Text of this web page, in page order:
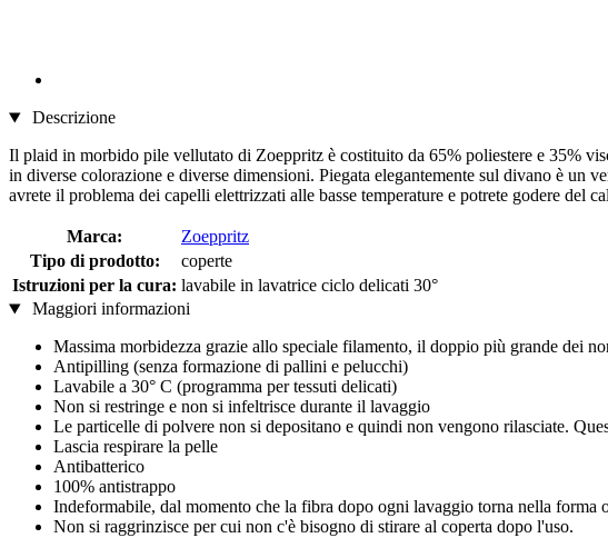
Descrizione
Il plaid in morbido pile vellutato di Zoeppritz è costituito da 65% poliestere e 35%
in diverse colorazione e diverse dimensioni. Piegata elegantemente sul divano è un
avrete il problema dei capelli elettrizzati alle basse temperature e potrete godere del
Marca:
Zoeppritz
Tipo di prodotto:
coperte
Istruzioni per la cura: lavabile in lavatrice ciclo delicati 30°
Maggiori informazioni
Massima morbidezza grazie allo speciale filamento, il doppio più grande dei
Antipilling (senza formazione di pallini e pelucchi)
Lavabile a 30° C (programma per tessuti delicati)
Non si restringe e non si infeltrisce durante il lavaggio
Le particelle di polvere non si depositano e quindi non vengono rilasciate.
Lascia respirare la pelle
Antibatterico
100% antistrappo
Indeformabile, dal momento che la fibra dopo ogni lavaggio torna nella forma
Non si raggrinzisce per cui non c'è bisogno di stirare al coperta dopo l'uso.